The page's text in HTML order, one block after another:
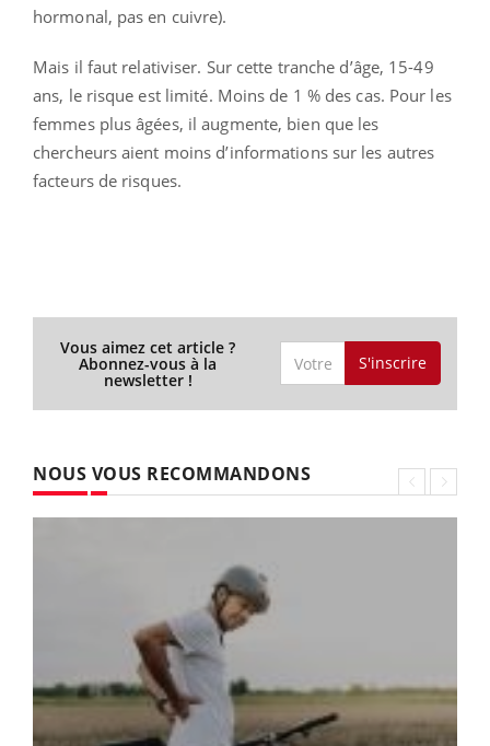
hormonal, pas en cuivre).
Mais il faut relativiser. Sur cette tranche d’âge, 15-49
ans, le risque est limité. Moins de 1 % des cas. Pour les
femmes plus âgées, il augmente, bien que les
chercheurs aient moins d’informations sur les autres
facteurs de risques.
Vous aimez cet article ?
Abonnez-vous à la
newsletter !
S'inscrire
NOUS VOUS RECOMMANDONS